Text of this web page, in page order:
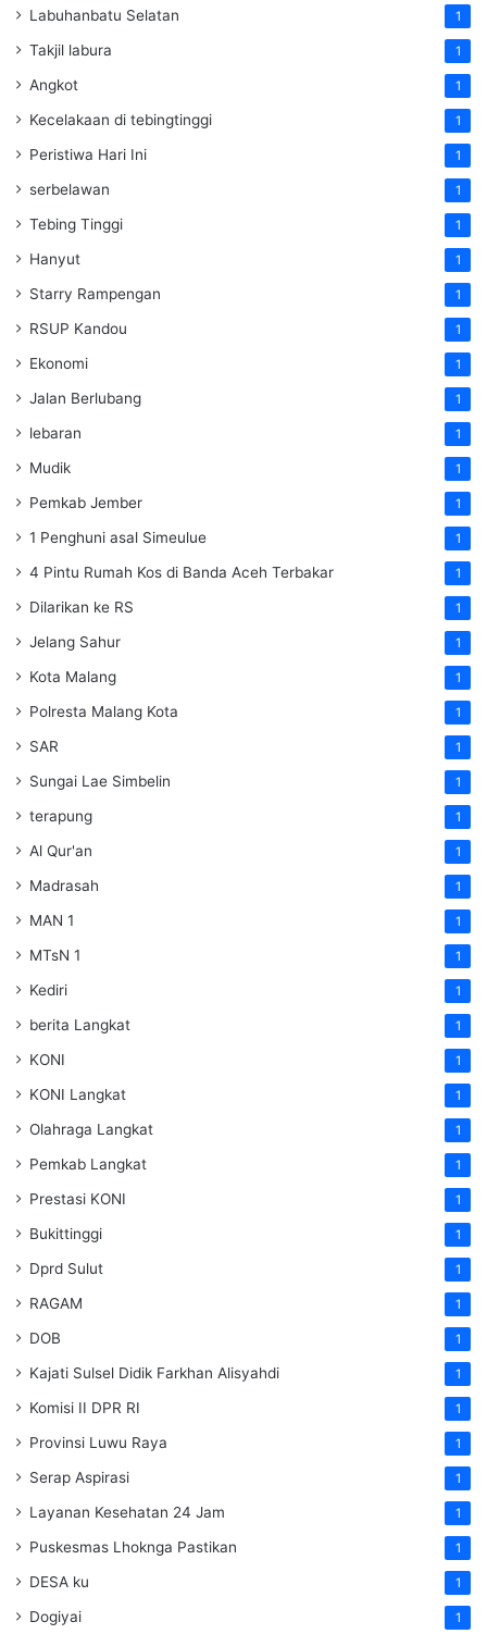
Labuhanbatu Selatan 1
Takjil labura 1
Angkot 1
Kecelakaan di tebingtinggi 1
Peristiwa Hari Ini 1
serbelawan 1
Tebing Tinggi 1
Hanyut 1
Starry Rampengan 1
RSUP Kandou 1
Ekonomi 1
Jalan Berlubang 1
lebaran 1
Mudik 1
Pemkab Jember 1
1 Penghuni asal Simeulue 1
4 Pintu Rumah Kos di Banda Aceh Terbakar 1
Dilarikan ke RS 1
Jelang Sahur 1
Kota Malang 1
Polresta Malang Kota 1
SAR 1
Sungai Lae Simbelin 1
terapung 1
Al Qur'an 1
Madrasah 1
MAN 1 1
MTsN 1 1
Kediri 1
berita Langkat 1
KONI 1
KONI Langkat 1
Olahraga Langkat 1
Pemkab Langkat 1
Prestasi KONI 1
Bukittinggi 1
Dprd Sulut 1
RAGAM 1
DOB 1
Kajati Sulsel Didik Farkhan Alisyahdi 1
Komisi II DPR RI 1
Provinsi Luwu Raya 1
Serap Aspirasi 1
Layanan Kesehatan 24 Jam 1
Puskesmas Lhoknga Pastikan 1
DESA ku 1
Dogiyai 1